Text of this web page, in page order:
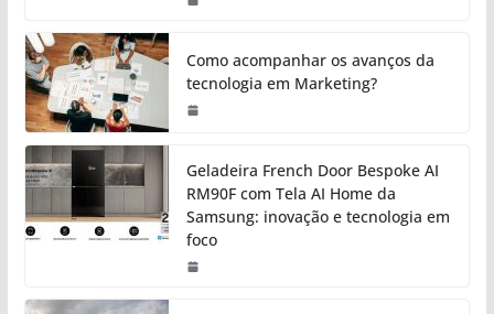
Como acompanhar os avanços da
tecnologia em Marketing?
Geladeira French Door Bespoke AI
RM90F com Tela AI Home da
Samsung: inovação e tecnologia em
foco